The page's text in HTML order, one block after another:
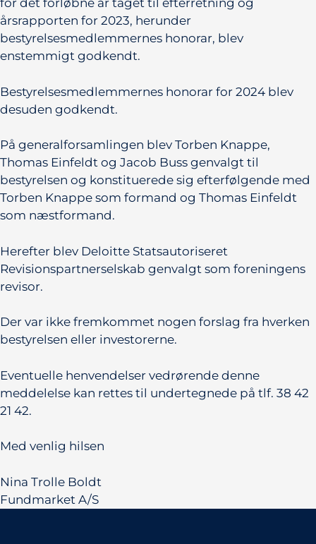
for det forløbne år taget til efterretning og
årsrapporten for 2023, herunder
bestyrelsesmedlemmernes honorar, blev
enstemmigt godkendt.
Bestyrelsesmedlemmernes honorar for 2024 blev
desuden godkendt.
På generalforsamlingen blev Torben Knappe,
Thomas Einfeldt og Jacob Buss genvalgt til
bestyrelsen og konstituerede sig efterfølgende med
Torben Knappe som formand og Thomas Einfeldt
som næstformand.
Herefter blev Deloitte Statsautoriseret
Revisionspartnerselskab genvalgt som foreningens
revisor.
Der var ikke fremkommet nogen forslag fra hverken
bestyrelsen eller investorerne.
Eventuelle henvendelser vedrørende denne
meddelelse kan rettes til undertegnede på tlf. 38 42
21 42.
Med venlig hilsen
Nina Trolle Boldt
Fundmarket A/S